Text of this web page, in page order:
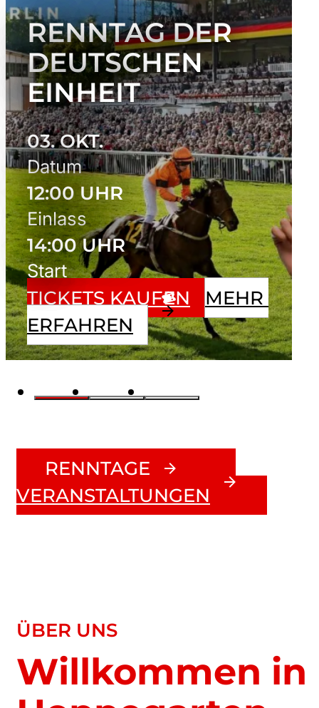
RENNTAG DER
DEUTSCHEN
EINHEIT
03. OKT.
Datum
12:00 UHR
Einlass
14:00 UHR
Start
TICKETS KAUFEN
MEHR
ERFAHREN
RENNTAGE
VERANSTALTUNGEN
ÜBER UNS
Willkommen in